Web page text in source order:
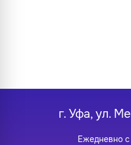
г. Уфа, ул.
Ежедневно